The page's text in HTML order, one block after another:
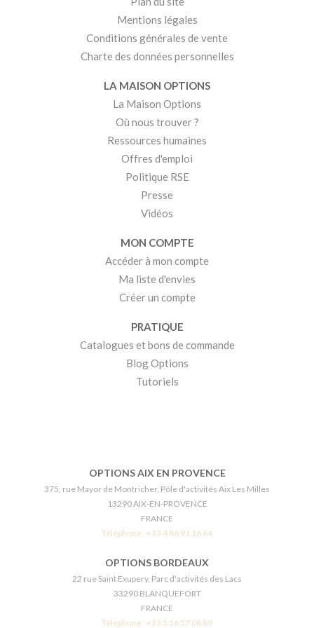
Mentions légales
Conditions générales de vente
Charte des données personnelles
LA MAISON OPTIONS
La Maison Options
Où nous trouver ?
Ressources humaines
Offres d'emploi
Politique RSE
Presse
Vidéos
MON COMPTE
Accéder à mon compte
Ma liste d'envies
Créer un compte
PRATIQUE
Catalogues et bons de commande
Blog Options
Tutoriels
OPTIONS AIX EN PROVENCE
375, rue Mayor de Montricher, Pôle d'activités Aix Les Milles
13290 AIX-EN-PROVENCE
FRANCE
Téléphone : +33 4 86 91 16 64
OPTIONS BORDEAUX
22 rue Saint Exupery, Parc d'activités des Lacs
33290 BLANQUEFORT
FRANCE
Téléphone : +33 5 56 57 08 89